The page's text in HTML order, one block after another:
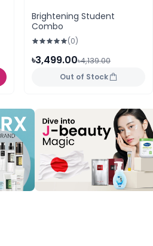
Brightening Student
Combo
(0)
৳3,499.00৳4,139.00
Out of Stock